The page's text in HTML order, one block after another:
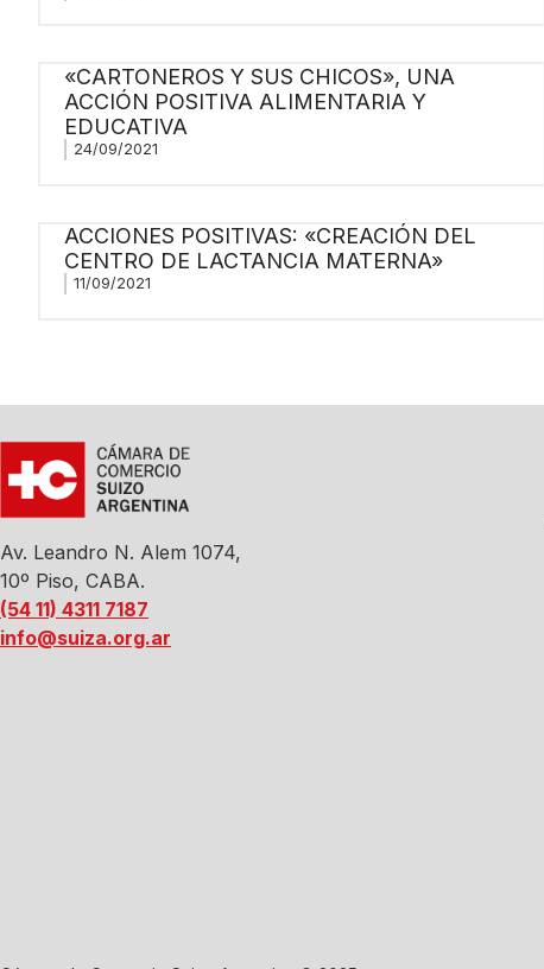
«CARTONEROS Y SUS CHICOS», UNA
ACCIÓN POSITIVA ALIMENTARIA Y
EDUCATIVA
24/09/2021
ACCIONES POSITIVAS: «CREACIÓN DEL
CENTRO DE LACTANCIA MATERNA»
11/09/2021
Av. Leandro N. Alem 1074,
10º Piso, CABA.
(54 11) 4311 7187
info@suiza.org.ar